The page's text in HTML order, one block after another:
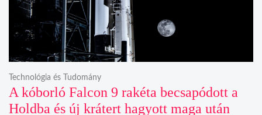
A kóborló Falcon 9 rakéta becsapódott a
Holdba és új krátert hagyott maga után
Technológia és Tudomány